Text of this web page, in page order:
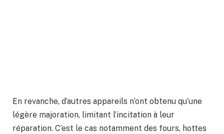
En revanche, d’autres appareils n’ont obtenu qu’une
légère majoration, limitant l’incitation à leur
réparation. C’est le cas notamment des fours, hottes